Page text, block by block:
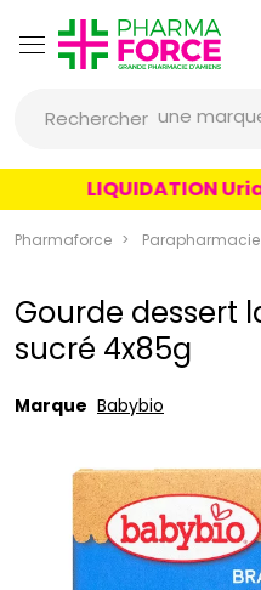
Rechercher
un produit
une marque
LIQUIDATION
Pharmaforce Parapharmacie
Gourde dessert
sucré 4x85g
Marque Babybio